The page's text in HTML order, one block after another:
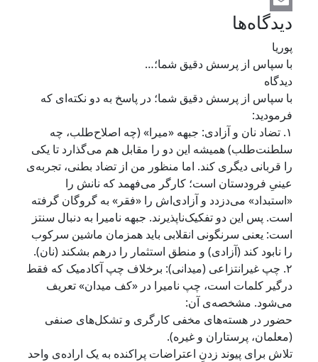
Email
دیدگاه‌ها
پوریا
​با سپاس از پرسش دقیق شما؛…
دیدگاه
​با سپاس از پرسش دقیق شما؛ در پاسخ به دو نکته‌ای که
فرمودید:
​۱. تضاد نان و آزادی: جبهه «میرا» (چه اصلاح‌طلب، چه
سلطنت‌طلب) همیشه این دو را مقابل هم می‌گذارد تا یکی
را قربانی دیگری کند. اما منظور من از تضاد بطنی، تجربه‌ی
عینیِ فرودستان است؛ کارگر می‌فهمد که نانش را
«استبداد» می‌دزدد و آزادی‌اش را «فقر» به گروگان گرفته
است. پس این دو تفکیک‌ناپذیرند. جبهه نامیرا به دنبال سنتز
است: یعنی سرنگونی انقلابی باید همزمان ماشین سرکوب
را نابود کند (آزادی) و منطق استثمار را درهم بشکند (نان).
​۲. چپ غیرانتزاعی (میدانی): برخلاف چپ آکادمیک که فقط
درگیر کلمات است، چپ نامیرا در «کف میدان» تعریف
می‌شود. مشخصه‌ی آن:
​حضور در هسته‌های مخفی کارگری و تشکل‌های صنفی
(معلمان، پرستاران و غیره).
​تلاش برای پیوند زدنِ اعتراضات پراکنده به یک اراده‌ی واحد